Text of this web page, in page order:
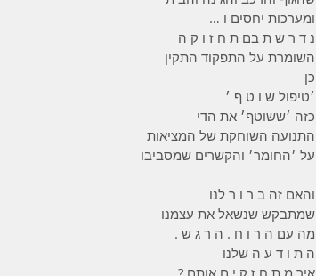
ומערכות יחסים ו …
נ ד ר ש ת בם ת ח ז ו ק ה
השומרת על התפקוד התקין
כן
׳טיפול ש ו ט ף ׳
כזה ׳ששוטף׳ את הדי
התנועה השוחקת של המציאות
על ׳החומר׳ והקשרים שמסביבו
והאם זה ב ר ו ר לנו
שמתבקש שנשאל את עצמנו
מה עם ה ר ו ח . ה ר ג ש .
ה ת ו ד ע ה שלנו
איך מ ת ח ז ק י ם אותם ?